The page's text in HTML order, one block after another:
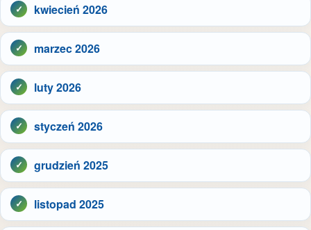
kwiecień 2026
marzec 2026
luty 2026
styczeń 2026
grudzień 2025
listopad 2025